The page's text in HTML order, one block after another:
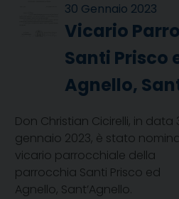
30 Gennaio 2023
Vicario
Santi Prisco
Agnello,
Don Christian Cicirelli, in data
gennaio 2023, è stato
vicario parrocchiale della
parrocchia Santi Prisco ed
Agnello, Sant’Agnello.